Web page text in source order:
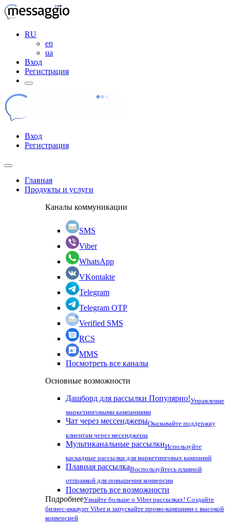
RU
en
ua
Вход
Регистрация
Вход
Регистрация
Главная
Продукты и услуги
Каналы коммуникации
SMS
Viber
WhatsApp
VKontakte
Telegram
Telegram OTP
Verified SMS
RCS
MMS
Посмотреть все каналы
Основные возможности
Дашборд для рассылки Популярно!Управление
маркетинговыми кампаниями
Чат через мессенджерыОказывайте поддержку
клиентам через месенджеры
Мультиканальные рассылкиИспользуйте
каскадные рассылки для маркетинговых кампаний
Плавная рассылкаВоспользуйтесь плавной
отправкой для повышения конверсии
Посмотреть все возможности
ПодробнееУзнайте больше о Viber рассылках! Создайте
бизнес-аккаунт Viber и запускайте промо-кампании с высокой
конверсией